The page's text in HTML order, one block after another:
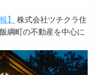
】
株式会社ツチクラ住
綱町の不動産を中心に